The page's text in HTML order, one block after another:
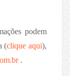
podem
(clique aqui),
.